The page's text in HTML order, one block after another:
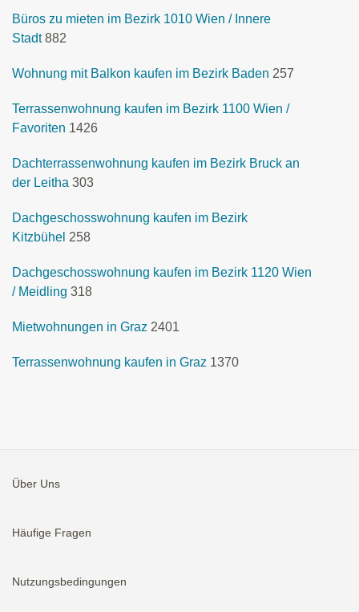
Büros zu mieten im Bezirk 1010 Wien / Innere
Stadt 882
Wohnung mit Balkon kaufen im Bezirk Baden 257
Terrassenwohnung kaufen im Bezirk 1100 Wien /
Favoriten 1426
Dachterrassenwohnung kaufen im Bezirk Bruck an
der Leitha 303
Dachgeschosswohnung kaufen im Bezirk
Kitzbühel 258
Dachgeschosswohnung kaufen im Bezirk 1120 Wien
/ Meidling 318
Mietwohnungen in Graz 2401
Terrassenwohnung kaufen in Graz 1370
Über Uns
Häufige Fragen
Nutzungsbedingungen